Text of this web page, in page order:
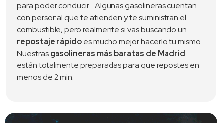
para poder conducir… Algunas gasolineras cuentan
con personal que te atienden y te suministran el
repostaje rápido es mucho mejor hacerlo tu mismo.
Nuestras gasolineras más baratas de Madrid
están totalmente preparadas para que repostes en
menos de 2 min.